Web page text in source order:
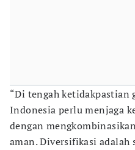
“Di tengah ketidakpastian
Indonesia perlu menjaga
dengan
aman. Diversifikasi